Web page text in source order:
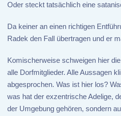
Oder steckt tatsächlich eine
Da keiner an einen richtigen
Radek den Fall übertragen und er
Komischerweise schweigen hier
alle Dorfmitglieder. Alle Aussagen
abgesprochen. Was ist hier los?
was hat der exzentrische Adelige,
der Umgebung gehören, sondern